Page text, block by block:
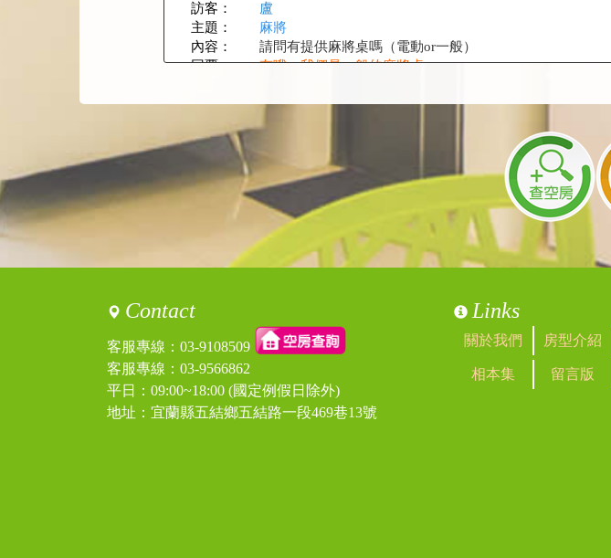
訪客：
盧
主題：
麻將
內容：
請問有提供麻將桌嗎（電動or一般）
回覆：
有哦，我們是一般的麻將桌
主題：
私密留言，只有版主能看見
回覆：
您好，8/3當天已經有其他組客人預訂了，8/2目前尚可包棟
嘉
主題：
卡拉ok?
親子遊戲區？
回覆：
包棟價位優惠，不再額外提供早餐，
民宿沒有提供卡拉OK、獨立親子遊戲區，謝謝
Contact
客服專線： 03-9108509
客服專線： 03-9566862
平日：09:00~18:00 (國定例假日除外)
地址：宜蘭縣五結鄉五結路一段469巷13號
Links
關於我們 房型介紹
相本集 留言版